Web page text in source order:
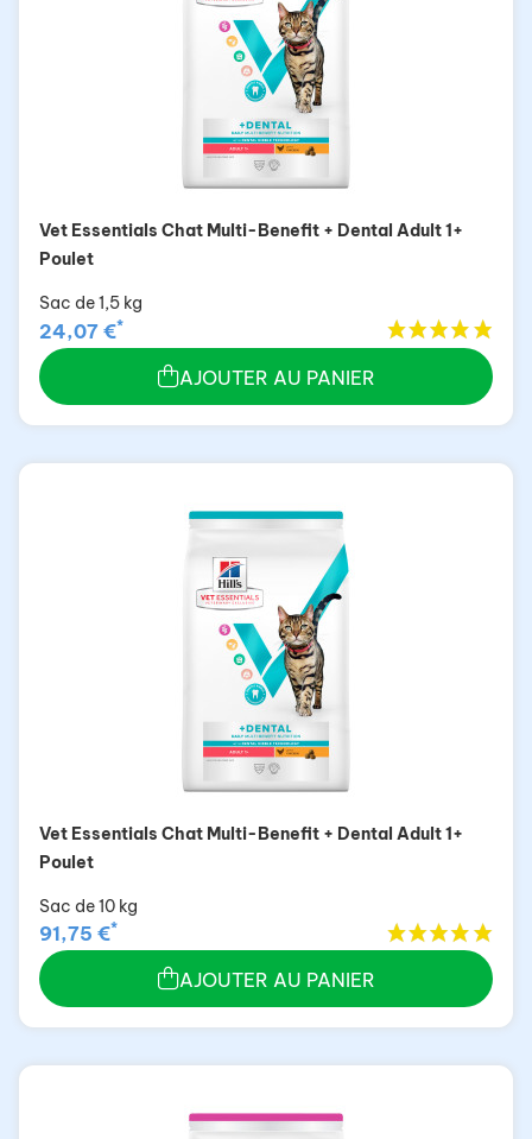
Vet Essentials Chat Multi-Benefit + Dental Adult 1+
Poulet
Sac de 1,5 kg
24,07 €*
AJOUTER AU PANIER
Vet Essentials Chat Multi-Benefit + Dental Adult 1+
Poulet
Sac de 10 kg
91,75 €*
AJOUTER AU PANIER